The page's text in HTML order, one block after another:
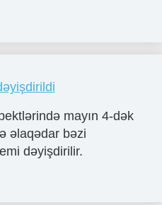
mayın 4-dək
əlaqədar bəzi
dəyişdirilir.